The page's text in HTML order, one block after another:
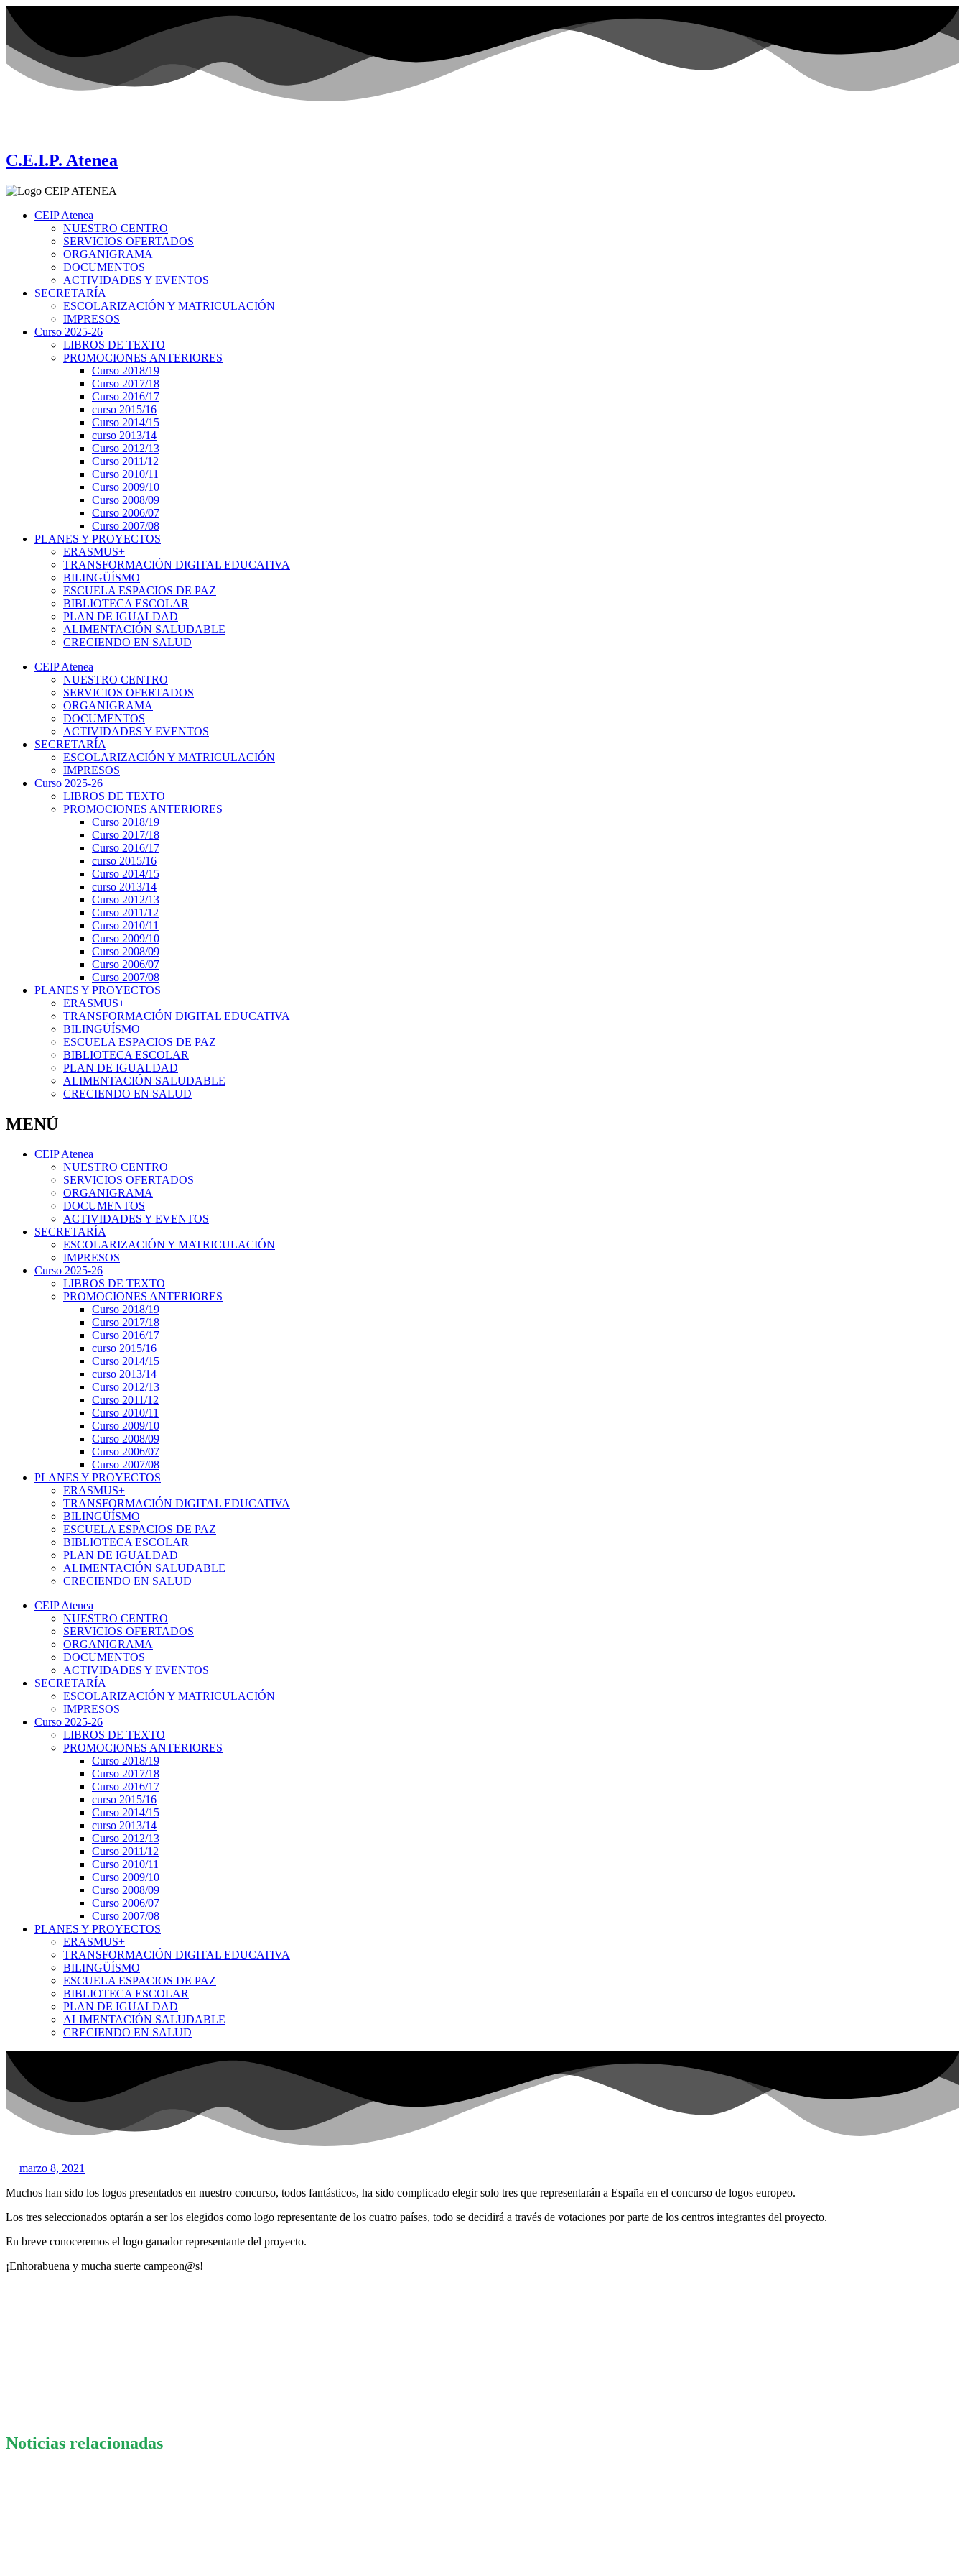
Ir
contenido
C.E.I.P. Atenea
CEIP Atenea
NUESTRO CENTRO
SERVICIOS OFERTADOS
ORGANIGRAMA
DOCUMENTOS
ACTIVIDADES Y EVENTOS
SECRETARÍA
ESCOLARIZACIÓN Y MATRICULACIÓN
IMPRESOS
Curso 2025-26
LIBROS DE TEXTO
PROMOCIONES ANTERIORES
Curso 2018/19
Curso 2017/18
Curso 2016/17
curso 2015/16
Curso 2014/15
curso 2013/14
Curso 2012/13
Curso 2011/12
Curso 2010/11
Curso 2009/10
Curso 2008/09
Curso 2006/07
Curso 2007/08
PLANES Y PROYECTOS
ERASMUS+
TRANSFORMACIÓN DIGITAL EDUCATIVA
BILINGÜÍSMO
ESCUELA ESPACIOS DE PAZ
BIBLIOTECA ESCOLAR
PLAN DE IGUALDAD
ALIMENTACIÓN SALUDABLE
CRECIENDO EN SALUD
CEIP Atenea
NUESTRO CENTRO
SERVICIOS OFERTADOS
ORGANIGRAMA
DOCUMENTOS
ACTIVIDADES Y EVENTOS
SECRETARÍA
ESCOLARIZACIÓN Y MATRICULACIÓN
IMPRESOS
Curso 2025-26
LIBROS DE TEXTO
PROMOCIONES ANTERIORES
Curso 2018/19
Curso 2017/18
Curso 2016/17
curso 2015/16
Curso 2014/15
curso 2013/14
Curso 2012/13
Curso 2011/12
Curso 2010/11
Curso 2009/10
Curso 2008/09
Curso 2006/07
Curso 2007/08
PLANES Y PROYECTOS
ERASMUS+
TRANSFORMACIÓN DIGITAL EDUCATIVA
BILINGÜÍSMO
ESCUELA ESPACIOS DE PAZ
BIBLIOTECA ESCOLAR
PLAN DE IGUALDAD
ALIMENTACIÓN SALUDABLE
CRECIENDO EN SALUD
MENÚ
CEIP Atenea
NUESTRO CENTRO
SERVICIOS OFERTADOS
ORGANIGRAMA
DOCUMENTOS
ACTIVIDADES Y EVENTOS
SECRETARÍA
ESCOLARIZACIÓN Y MATRICULACIÓN
IMPRESOS
Curso 2025-26
LIBROS DE TEXTO
PROMOCIONES ANTERIORES
Curso 2018/19
Curso 2017/18
Curso 2016/17
curso 2015/16
Curso 2014/15
curso 2013/14
Curso 2012/13
Curso 2011/12
Curso 2010/11
Curso 2009/10
Curso 2008/09
Curso 2006/07
Curso 2007/08
PLANES Y PROYECTOS
ERASMUS+
TRANSFORMACIÓN DIGITAL EDUCATIVA
BILINGÜÍSMO
ESCUELA ESPACIOS DE PAZ
BIBLIOTECA ESCOLAR
PLAN DE IGUALDAD
ALIMENTACIÓN SALUDABLE
CRECIENDO EN SALUD
CEIP Atenea
NUESTRO CENTRO
SERVICIOS OFERTADOS
ORGANIGRAMA
DOCUMENTOS
ACTIVIDADES Y EVENTOS
SECRETARÍA
ESCOLARIZACIÓN Y MATRICULACIÓN
IMPRESOS
Curso 2025-26
LIBROS DE TEXTO
PROMOCIONES ANTERIORES
Curso 2018/19
Curso 2017/18
Curso 2016/17
curso 2015/16
Curso 2014/15
curso 2013/14
Curso 2012/13
Curso 2011/12
Curso 2010/11
Curso 2009/10
Curso 2008/09
Curso 2006/07
Curso 2007/08
PLANES Y PROYECTOS
ERASMUS+
TRANSFORMACIÓN DIGITAL EDUCATIVA
BILINGÜÍSMO
ESCUELA ESPACIOS DE PAZ
BIBLIOTECA ESCOLAR
PLAN DE IGUALDAD
ALIMENTACIÓN SALUDABLE
CRECIENDO EN SALUD
marzo 8, 2021
Muchos han sido los logos presentados en nuestro concurso, todos fantásticos, ha sido complicado elegir solo tres que representarán a España en el concurso de logos europeo.
Los tres seleccionados optarán a ser los elegidos como logo representante de los cuatro países, todo se decidirá a través de votaciones por parte de los centros integrantes del proyecto.
En breve conoceremos el logo ganador representante del proyecto.
¡Enhorabuena y mucha suerte campeon@s!
Noticias relacionadas